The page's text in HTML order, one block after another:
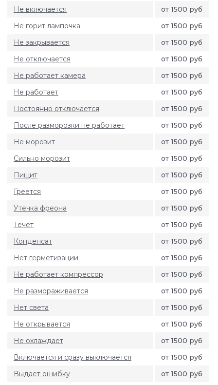
Не включается
от 1500 руб
Не горит лампочка
от 1500 руб
Не закрывается
от 1500 руб
Не отключается
от 1500 руб
Не работает камера
от 1500 руб
Не работает
от 1500 руб
Постоянно отключается
от 1500 руб
После разморозки не работает
от 1500 руб
Не морозит
от 1500 руб
Сильно морозит
от 1500 руб
Пищит
от 1500 руб
Греется
от 1500 руб
Утечка фреона
от 1500 руб
Течет
от 1500 руб
Конденсат
от 1500 руб
Нет герметизации
от 1500 руб
Не работает компрессор
от 1500 руб
Не размораживается
от 1500 руб
Нет света
от 1500 руб
Не открывается
от 1500 руб
Не охлаждает
от 1500 руб
Включается и сразу выключается
от 1500 руб
Выдает ошибку
от 1500 руб